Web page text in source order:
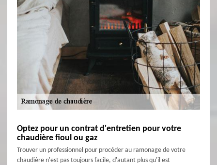
Optez pour un contrat d'entretien pour votre
chaudière fioul ou gaz
Trouver un professionnel pour procéder au ramonage de votre
chaudière n'est pas toujours facile, d'autant plus qu'il est